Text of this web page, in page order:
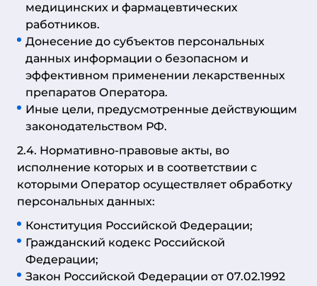
медицинских и фармацевтических
работников.
Донесение до субъектов персональных
данных информации о безопасном и
эффективном применении лекарственных
препаратов Оператора.
Иные цели, предусмотренные действующим
законодательством РФ.
2.4. Нормативно-правовые акты, во
исполнение которых и в соответствии с
которыми Оператор осуществляет обработку
персональных данных:
Конституция Российской Федерации;
Гражданский кодекс Российской
Федерации;
Закон Российской Федерации от 07.02.1992